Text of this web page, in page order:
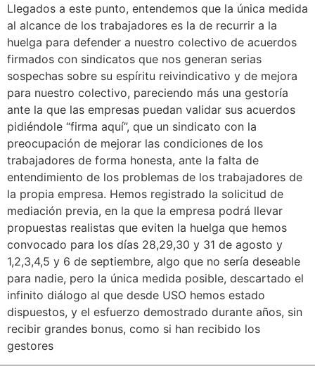
Llegados a este punto, entendemos que la única medida
al alcance de los trabajadores es la de recurrir a la
huelga para defender a nuestro colectivo de acuerdos
firmados con sindicatos que nos generan serias
sospechas sobre su espíritu reivindicativo y de mejora
para nuestro colectivo, pareciendo más una gestoría
ante la que las empresas puedan validar sus acuerdos
pidiéndole “firma aquí”, que un sindicato con la
preocupación de mejorar las condiciones de los
trabajadores de forma honesta, ante la falta de
entendimiento de los problemas de los trabajadores de
la propia empresa. Hemos registrado la solicitud de
mediación previa, en la que la empresa podrá llevar
propuestas realistas que eviten la huelga que hemos
convocado para los días 28,29,30 y 31 de agosto y
1,2,3,4,5 y 6 de septiembre, algo que no sería deseable
para nadie, pero la única medida posible, descartado el
infinito diálogo al que desde USO hemos estado
dispuestos, y el esfuerzo demostrado durante años, sin
recibir grandes bonus, como si han recibido los
gestores